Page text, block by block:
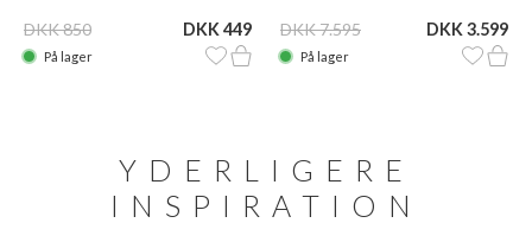
DKK 850 DKK 449
På lager
DKK 7.595 DKK 3.599
På lager
YDERLIGERE
INSPIRATION